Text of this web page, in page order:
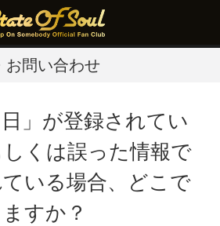
お問い合わせ
日」が登録されてい
くは誤った情報で
いる場合、どこで
すか？